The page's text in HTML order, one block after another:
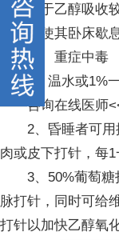
由于乙醇吸收较
大，可使其卧床歇
二、重症中毒
1、温水或1%一
——咨询在线医师
2、昏睡者可用
肉或皮下打针，每1
3、50%葡萄糖
脉打针，同时可给
打针以加快乙醇氧